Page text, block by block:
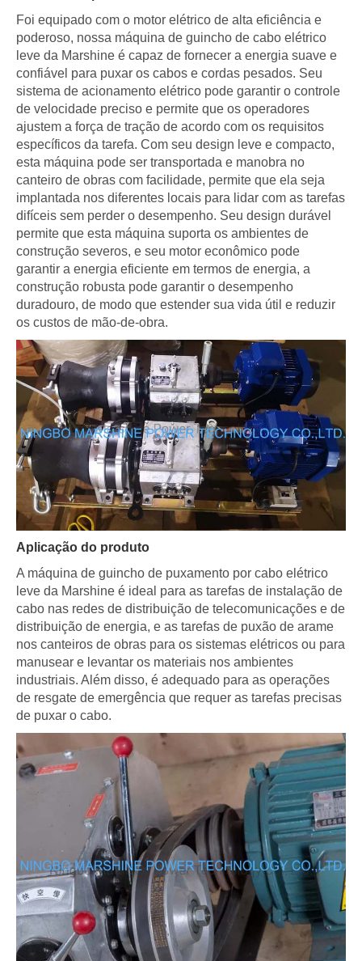
Foi equipado com o motor elétrico de alta eficiência e
poderoso, nossa máquina de guincho de cabo elétrico
leve da Marshine é capaz de fornecer a energia suave e
confiável para puxar os cabos e cordas pesados. Seu
sistema de acionamento elétrico pode garantir o controle
de velocidade preciso e permite que os operadores
ajustem a força de tração de acordo com os requisitos
específicos da tarefa. Com seu design leve e compacto,
esta máquina pode ser transportada e manobra no
canteiro de obras com facilidade, permite que ela seja
implantada nos diferentes locais para lidar com as tarefas
difíceis sem perder o desempenho. Seu design durável
permite que esta máquina suporta os ambientes de
construção severos, e seu motor econômico pode
garantir a energia eficiente em termos de energia, a
construção robusta pode garantir o desempenho
duradouro, de modo que estender sua vida útil e reduzir
os custos de mão-de-obra.
Aplicação do produto
A máquina de guincho de puxamento por cabo elétrico
leve da Marshine é ideal para as tarefas de instalação de
cabo nas redes de distribuição de telecomunicações e de
distribuição de energia, e as tarefas de puxão de arame
nos canteiros de obras para os sistemas elétricos ou para
manusear e levantar os materiais nos ambientes
industriais. Além disso, é adequado para as operações
de resgate de emergência que requer as tarefas precisas
de puxar o cabo.